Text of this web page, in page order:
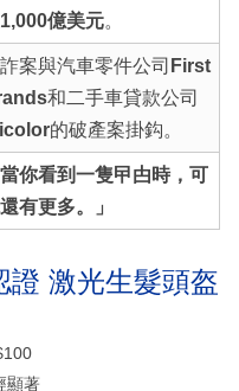
億美元。
案與汽車零件公司 First
和二手車貸款公司
的破產案掛鈎。
當你看到一隻曱甴時，可
有更多。」
證 激光生髮頭盔
顯著